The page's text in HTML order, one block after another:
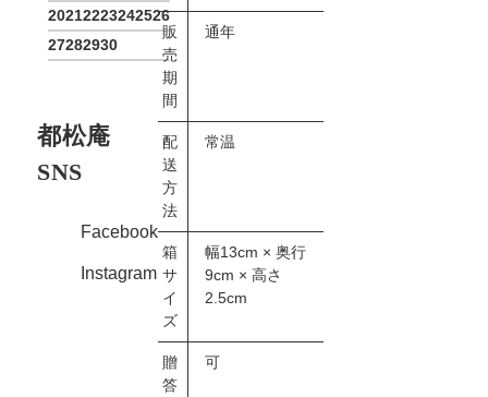
20212223242526
27282930
都松庵
SNS
Facebook
Instagram
販
売
期
間
通年
配
送
方
法
常温
箱
サ
イ
ズ
幅13cm × 奥行
9cm × 高さ
2.5cm
贈
答
可